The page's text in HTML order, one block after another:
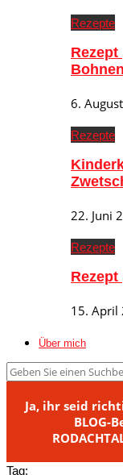
Rezepte
6.
Rezepte
22. Juni
Rezepte
Rezept
15. April
Über mich
Ja, ihr seid
BLOG-
Tag: